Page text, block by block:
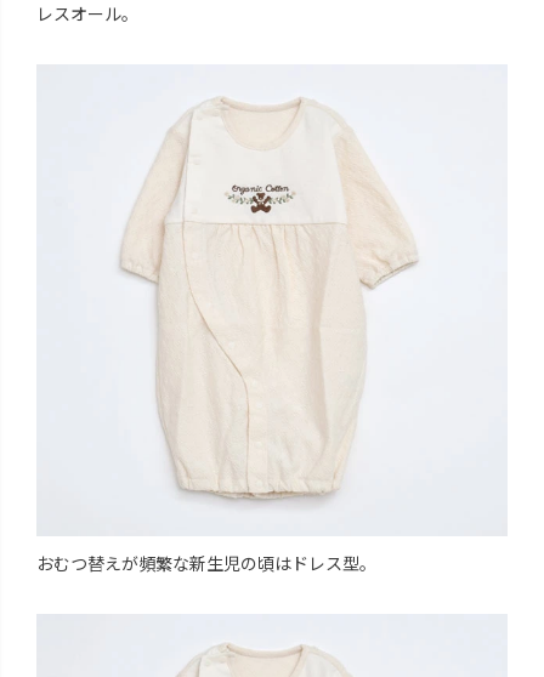
レスオール。
おむつ替えが頻繁な新生児の頃はドレス型。